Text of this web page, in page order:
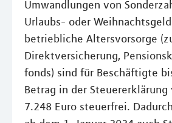
Umwandlungen von
Urlaubs- oder
betriebliche Altersvorsorge
Direktversicherung,
fonds) sind für Beschäftigte
Betrag in der Steuererklärung
7.248 Euro steuerfrei.